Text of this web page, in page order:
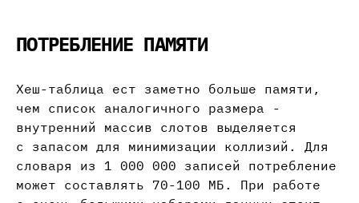
ПОТРЕБЛЕНИЕ ПАМЯТИ
Хеш-таблица ест заметно больше памяти,
чем список аналогичного размера -
внутренний массив слотов выделяется
с запасом для минимизации коллизий. Для
словаря из 1 000 000 записей потребление
может составлять 70-100 МБ. При работе